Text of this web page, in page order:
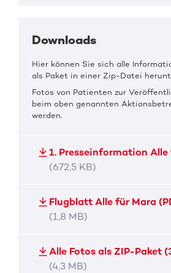
Downloads
Hier können Sie sich alle
als Paket in einer Zip-Datei
Fotos von Patienten zur
beim oben genannten
werden.
1. Presseinformation Alle
(672,5 KB)
Flugblatt Alle für Mara
(1,8 MB)
Alle Fotos als ZIP-Paket
(4,3 MB)